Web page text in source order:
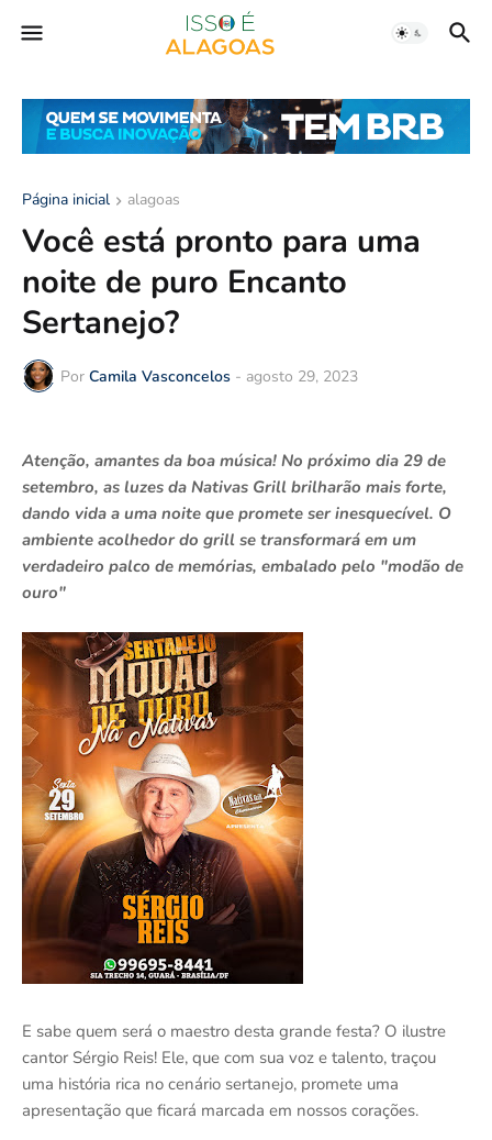
Página inicial alagoas
Você está pronto para uma
noite de puro Encanto
Sertanejo?
Por Camila Vasconcelos - agosto 29, 2023
Atenção, amantes da boa música! No próximo dia 29 de
setembro, as luzes da Nativas Grill brilharão mais forte,
dando vida a uma noite que promete ser inesquecível. O
ambiente acolhedor do grill se transformará em um
verdadeiro palco de memórias, embalado pelo "modão de
ouro"
E sabe quem será o maestro desta grande festa? O ilustre
cantor Sérgio Reis! Ele, que com sua voz e talento, traçou
uma história rica no cenário sertanejo, promete uma
apresentação que ficará marcada em nossos corações.